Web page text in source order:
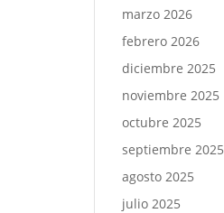
marzo 2026
febrero 2026
diciembre 2025
noviembre 2025
octubre 2025
septiembre 2025
agosto 2025
julio 2025